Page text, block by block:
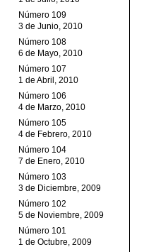
Número 109
3 de Junio, 2010
Número 108
6 de Mayo, 2010
Número 107
1 de Abril, 2010
Número 106
4 de Marzo, 2010
Número 105
4 de Febrero, 2010
Número 104
7 de Enero, 2010
Número 103
3 de Diciembre, 2009
Número 102
5 de Noviembre, 2009
Número 101
1 de Octubre, 2009